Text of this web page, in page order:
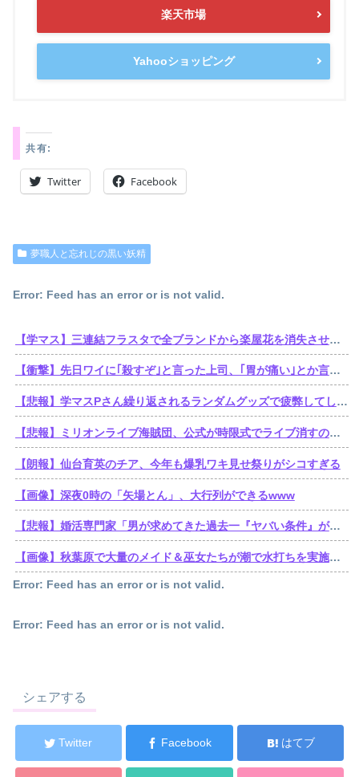
楽天市場
Yahooショッピング
共有:
Twitter Facebook
夢職人と忘れじの黒い妖精
Error: Feed has an error or is not valid.
【学マス】三連結フラスタで全ブランドから楽屋花を消失させた訴訟おじさん遂に口を開くも他人事
【衝撃】先日ワイに｢殺すぞ｣と言った上司、｢胃が痛い｣とか言い出すｗｗｗｗｗ
【悲報】学マスPさん繰り返されるランダムグッズで疲弊してしまう
【悲報】ミリオンライブ海賊団、公式が時限式でライブ消すのでbilibili動画にアーカイブを残す。富・名声・力。他ブランドの金でこの世のすべてを手に入れた海賊王ミリオン・ライブ
【朗報】仙台育英のチア、今年も爆乳ワキ見せ祭りがシコすぎる
【画像】深夜0時の「矢場とん」、大行列ができるwww
【悲報】婚活専門家「男が求めてきた過去一『ヤバい条件』がこれｗ」
【画像】秋葉原で大量のメイド＆巫女たちが潮で水打ちを実施www
Error: Feed has an error or is not valid.
Error: Feed has an error or is not valid.
シェアする
Twitter Facebook はてブ